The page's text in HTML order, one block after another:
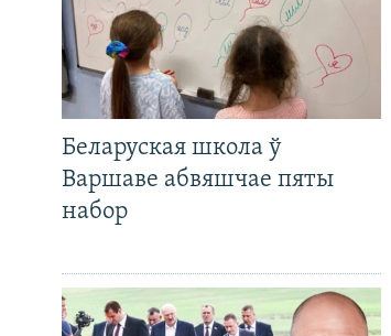
Беларуская школа ў
Варшаве абвяшчае пяты
набор